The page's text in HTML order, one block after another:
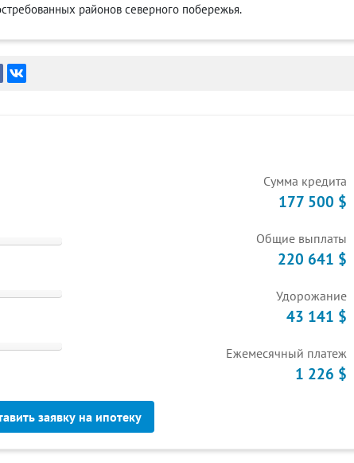
районов северного побережья.
Cумма кредита
177 500 $
Общие выплаты
220 641 $
Удорожание
43 141 $
Ежемесячный платеж
1 226 $
заявку на ипотеку